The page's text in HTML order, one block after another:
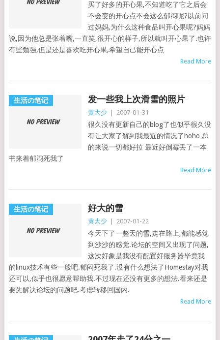
买了好多的开心果,不知道吃了它之后会
不会变的开心点不会这么郁闷呢?以前问
过妈妈,为什么这种食品叫开心果呢?妈妈
说,因为他总是张着嘴,一直笑,很开心的样子,所以就叫开心果了.也许
有些勉强,但是还是喜欢吃开心果,希望自己能开心点
Read More
生活の笔记 发一些我上次滑雪的照片
黄大少 2007-01-31
很久没有更新自己的blog了也似乎很久没
有让大家了解到我最近的情况了hoho 总
的来说一切都好拉 最近好倒霉丢了一本
书来着郁闷死我了
Read More
生活の笔记 好大的雪
黄大少 2007-01-22
今天下了一整天的雪,走在路上,都能感觉
到沙沙的感觉.论坛的空间又出现了问题,
这次好象是我没有配置好服务器毕竟我
的linux技术有些一般吧.郁闷死我了.没有什么想法了Homestay对我
还可以,似乎也很愿意帮助我.不过现在还没有更多的想法.看来还是
要先解决论坛的问题吧.考虑转移回国内.
Read More